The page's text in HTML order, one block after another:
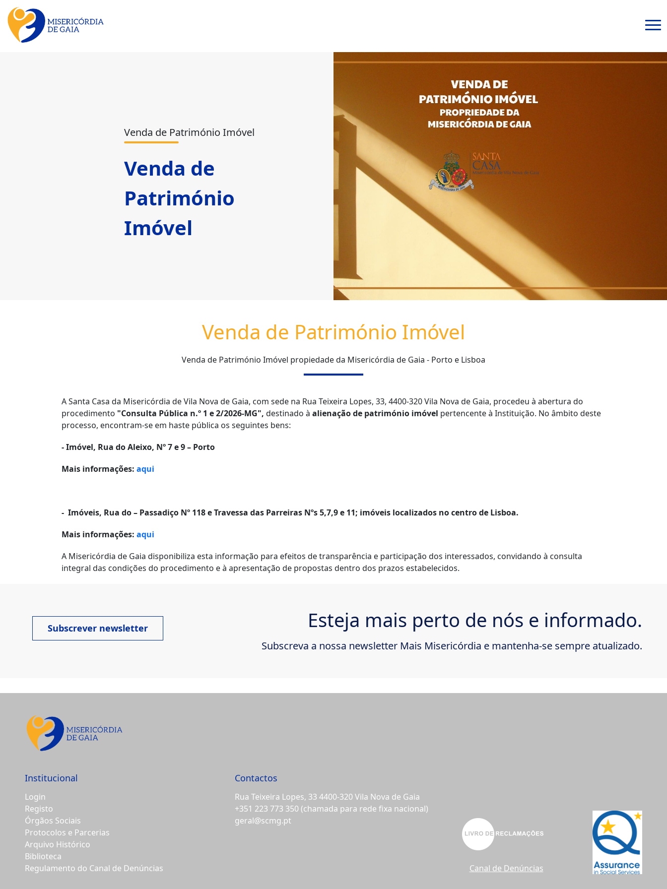
Venda de Património Imóvel
Venda de
Património
Imóvel
Venda de Património Imóvel
Venda de Património Imóvel propiedade da Misericórdia de Gaia - Porto e Lisboa
A Santa Casa da Misericórdia de Vila Nova de Gaia, com sede na Rua Teixeira Lopes, 33, 4400-320 Vila Nova de Gaia, procedeu à abertura do
procedimento "Consulta Pública n.º 1 e 2/2026-MG", destinado à alienação de património imóvel pertencente à Instituição. No âmbito deste
processo, encontram-se em haste pública os seguintes bens:
- Imóvel, Rua do Aleixo, Nº 7 e 9 – Porto
Mais informações: aqui
- Imóveis, Rua do – Passadiço Nº 118 e Travessa das Parreiras Nºs 5,7,9 e 11; imóveis localizados no centro de Lisboa.
Mais informações: aqui
A Misericórdia de Gaia disponibiliza esta informação para efeitos de transparência e participação dos interessados, convidando à consulta
integral das condições do procedimento e à apresentação de propostas dentro dos prazos estabelecidos.
Subscrever newsletter Esteja mais perto de nós e informado.
Subscreva a nossa newsletter Mais Misericórdia e mantenha-se sempre atualizado.
Institucional
Login
Registo
Órgãos Sociais
Protocolos e Parcerias
Arquivo Histórico
Biblioteca
Regulamento do Canal de Denúncias
Contactos
Rua Teixeira Lopes, 33 4400-320 Vila Nova de Gaia
+351 223 773 350 (chamada para rede fixa nacional)
geral@scmg.pt
Canal de Denúncias